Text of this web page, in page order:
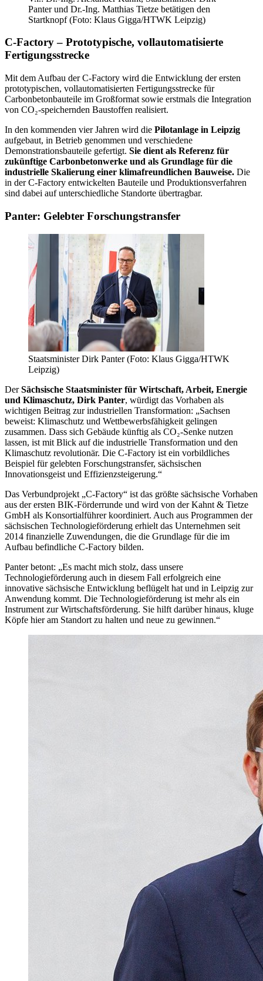
Panter und Dr.-Ing. Matthias Tietze betätigen den
Startknopf (Foto: Klaus Gigga/HTWK Leipzig)
C-Factory – Prototypische, vollautomatisierte
Fertigungsstrecke
Mit dem Aufbau der C-Factory wird die Entwicklung der ersten
prototypischen, vollautomatisierten Fertigungsstrecke für
Carbonbetonbauteile im Großformat sowie erstmals die Integration
von CO₂-speichernden Baustoffen realisiert.
In den kommenden vier Jahren wird die Pilotanlage in Leipzig
aufgebaut, in Betrieb genommen und verschiedene
Demonstrationsbauteile gefertigt. Sie dient als Referenz für
zukünftige Carbonbetonwerke und als Grundlage für die
industrielle Skalierung einer klimafreundlichen Bauweise. Die
in der C-Factory entwickelten Bauteile und Produktionsverfahren
sind dabei auf unterschiedliche Standorte übertragbar.
Panter: Gelebter Forschungstransfer
Staatsminister Dirk Panter (Foto: Klaus Gigga/HTWK
Leipzig)
DerSächsische Staatsminister für Wirtschaft, Arbeit, Energie
und Klimaschutz, Dirk Panter, würdigt das Vorhaben als
wichtigen Beitrag zur industriellen Transformation: „Sachsen
beweist: Klimaschutz und Wettbewerbsfähigkeit gelingen
zusammen. Dass sich Gebäude künftig als CO₂-Senke nutzen
lassen, ist mit Blick auf die industrielle Transformation und den
Klimaschutz revolutionär. Die C-Factory ist ein vorbildliches
Beispiel für gelebten Forschungstransfer, sächsischen
Innovationsgeist und Effizienzsteigerung.“
Das Verbundprojekt „C-Factory“ ist das größte sächsische Vorhaben
aus der ersten BIK-Förderrunde und wird von der Kahnt & Tietze
GmbH als Konsortialführer koordiniert. Auch aus Programmen der
sächsischen Technologieförderung erhielt das Unternehmen seit
2014 finanzielle Zuwendungen, die die Grundlage für die im
Aufbau befindliche C-Factory bilden.
Panter betont: „Es macht mich stolz, dass unsere
Technologieförderung auch in diesem Fall erfolgreich eine
innovative sächsische Entwicklung beflügelt hat und in Leipzig zur
Anwendung kommt. Die Technologieförderung ist mehr als ein
Instrument zur Wirtschaftsförderung. Sie hilft darüber hinaus, kluge
Köpfe hier am Standort zu halten und neue zu gewinnen.“